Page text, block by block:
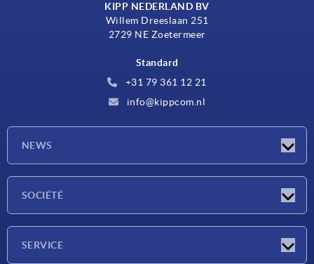
KIPP NEDERLAND BV
Willem Dreeslaan 251
2729 NE Zoetermeer
Standard
+31 79 361 12 21
info@kippcom.nl
NEWS
SOCIÉTÉ
SERVICE